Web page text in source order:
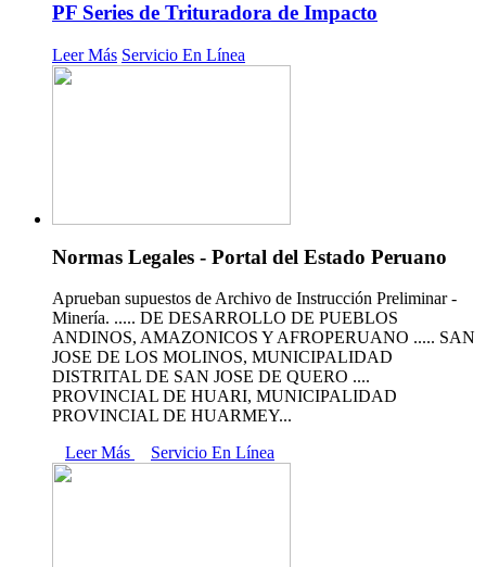
PF Series de Trituradora de Impacto
Leer Más Servicio En Línea
Normas Legales - Portal del Estado Peruano
Aprueban supuestos de Archivo de Instrucción Preliminar -
Minería. ..... DE DESARROLLO DE PUEBLOS
ANDINOS, AMAZONICOS Y AFROPERUANO ..... SAN
JOSE DE LOS MOLINOS, MUNICIPALIDAD
DISTRITAL DE SAN JOSE DE QUERO ....
PROVINCIAL DE HUARI, MUNICIPALIDAD
PROVINCIAL DE HUARMEY...
Leer Más
Servicio En Línea